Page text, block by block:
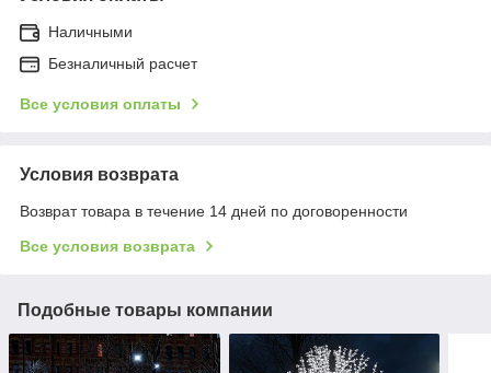
Наличными
Безналичный расчет
Все условия оплаты
Условия возврата
Возврат товара в течение 14 дней по договоренности
Все условия возврата
Подобные товары компании